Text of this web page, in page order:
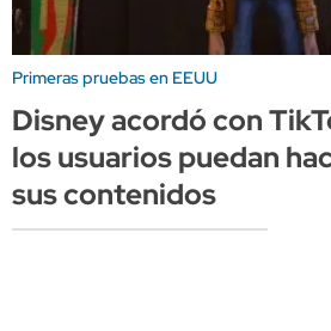
Primeras pruebas en EEUU
Disney acordó con
los usuarios puedan
sus contenidos